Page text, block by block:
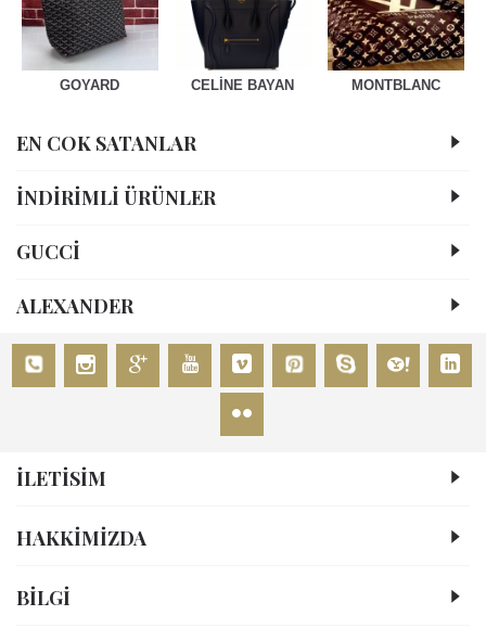
GOYARD CELİNE BAYAN MONTBLANC
EN COK SATANLAR
İNDİRİMLİ ÜRÜNLER
GUCCİ
ALEXANDER
İLETİSİM
HAKKIMIZDA
BİLGİ